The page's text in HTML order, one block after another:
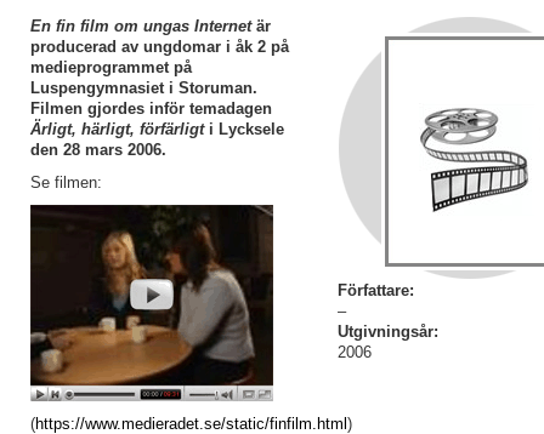
En fin film om ungas Internetär
producerad av ungdomar i åk 2 på
medieprogrammet på
Luspengymnasiet i Storuman.
Filmen gjordes inför temadagen
Ärligt, härligt, förfärligti Lycksele
den 28 mars 2006.
Se filmen:
(https://www.medieradet.se/static/finfilm.html)
Författare:
–
Utgivningsår:
2006